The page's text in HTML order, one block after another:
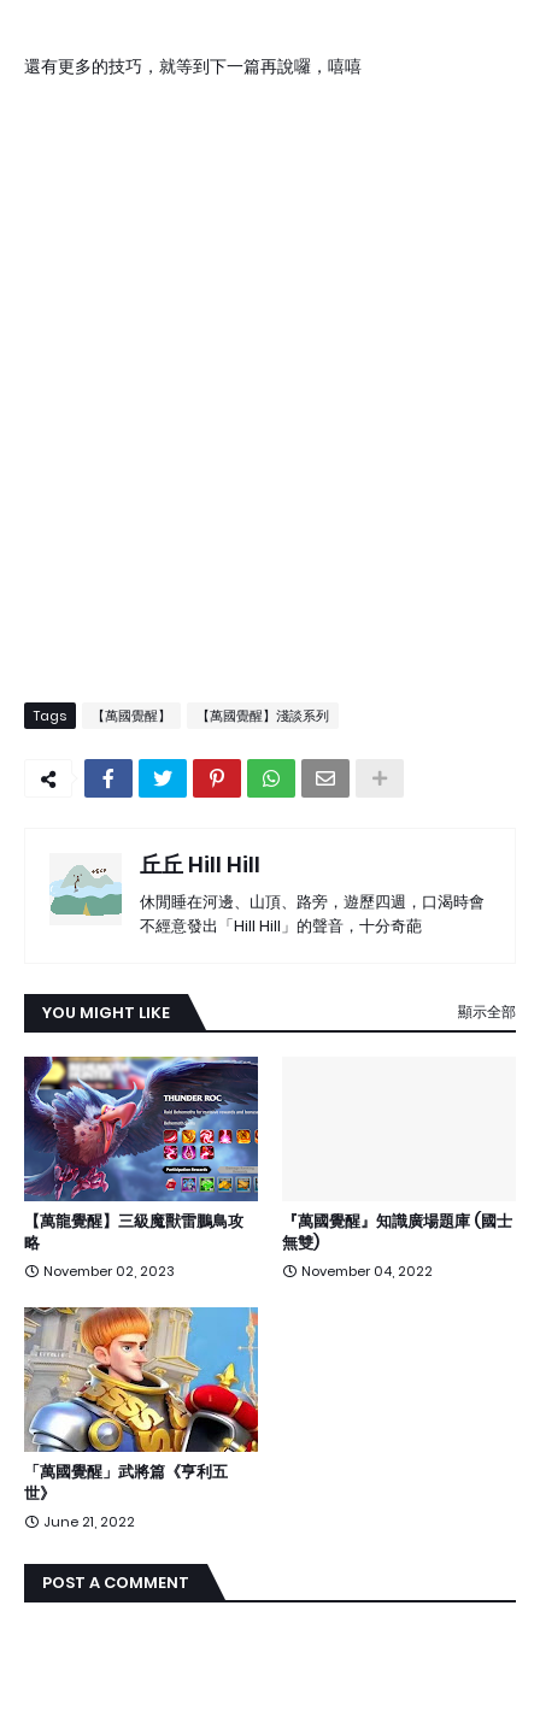
還有更多的技巧，就等到下一篇再說囉，嘻嘻
Tags 【萬國覺醒】 【萬國覺醒】淺談系列
丘丘 Hill Hill
休閒睡在河邊、山頂、路旁，遊歷四週，口渴時會
不經意發出「Hill Hill」的聲音，十分奇葩
YOU MIGHT LIKE 顯示全部
【萬龍覺醒】三級魔獸雷鵬鳥攻
略
November 02, 2023
『萬國覺醒』知識廣場題庫 (國士
無雙)
November 04, 2022
「萬國覺醒」武將篇《亨利五
世》
June 21, 2022
POST A COMMENT